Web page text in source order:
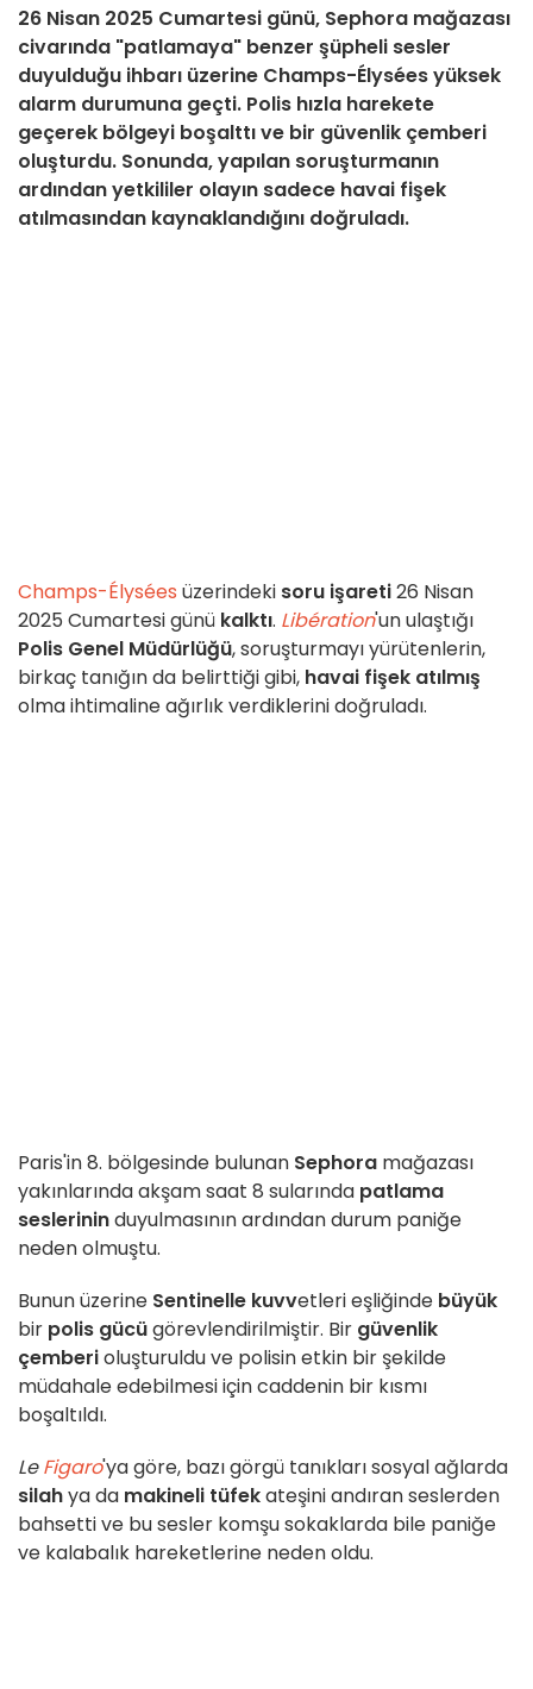
26 Nisan 2025 Cumartesi günü, Sephora mağazası
civarında "patlamaya" benzer şüpheli sesler
duyulduğu ihbarı üzerine Champs-Élysées yüksek
alarm durumuna geçti. Polis hızla harekete
geçerek bölgeyi boşalttı ve bir güvenlik çemberi
oluşturdu. Sonunda, yapılan soruşturmanın
ardından yetkililer olayın sadece havai fişek
atılmasından kaynaklandığını doğruladı.
Champs-Élysées üzerindeki soru işareti26 Nisan
2025 Cumartesi günü kalktı. Libération'un ulaştığı
Polis Genel Müdürlüğü, soruşturmayı yürütenlerin,
birkaç tanığın da belirttiği gibi, havai fişek atılmış
olma ihtimaline ağırlık verdiklerini doğruladı.
Paris'in 8. bölgesinde bulunan Sephora mağazası
yakınlarında akşam saat 8 sularında patlama
seslerininduyulmasının ardından durum paniğe
neden olmuştu.
Bunun üzerine Sentinelle kuvvetleri eşliğinde büyük
bir polis gücügörevlendirilmiştir. Bir güvenlik
çemberioluşturuldu ve polisin etkin bir şekilde
müdahale edebilmesi için caddenin bir kısmı
boşaltıldı.
LeFigaro'ya göre, bazı görgü tanıkları sosyal ağlarda
silahya da makineli tüfekateşini andıran seslerden
bahsetti ve bu sesler komşu sokaklarda bile paniğe
ve kalabalık hareketlerine neden oldu.